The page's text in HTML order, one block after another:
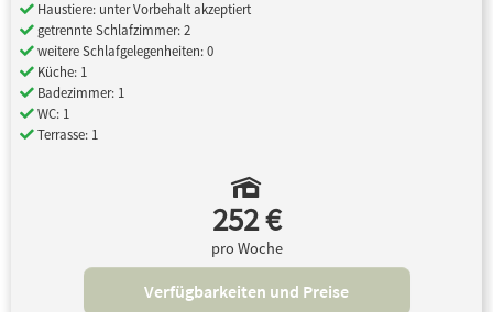
Haustiere: unter Vorbehalt akzeptiert
getrennte Schlafzimmer: 2
weitere Schlafgelegenheiten: 0
Küche: 1
Badezimmer: 1
WC: 1
Terrasse: 1
252 €
pro Woche
Verfügbarkeiten und Preise